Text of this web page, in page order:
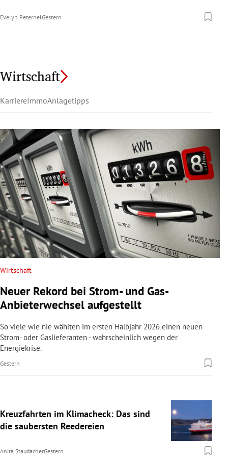
Evelyn PeternelGestern
Wirtschaft
KarriereImmoAnlagetipps
Wirtschaft
Neuer Rekord bei Strom- und Gas-
Anbieterwechsel aufgestellt
So viele wie nie wählten im ersten Halbjahr 2026 einen neuen
Strom- oder Gaslieferanten - wahrscheinlich wegen der
Energiekrise.
Gestern
Kreuzfahrten im Klimacheck: Das sind
die saubersten Reedereien
Anita StaudacherGestern